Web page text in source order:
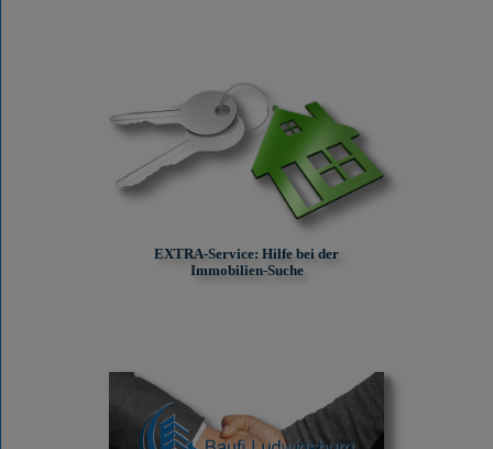
EXTRA-Service: Hilfe bei der
Immobilien-Suche